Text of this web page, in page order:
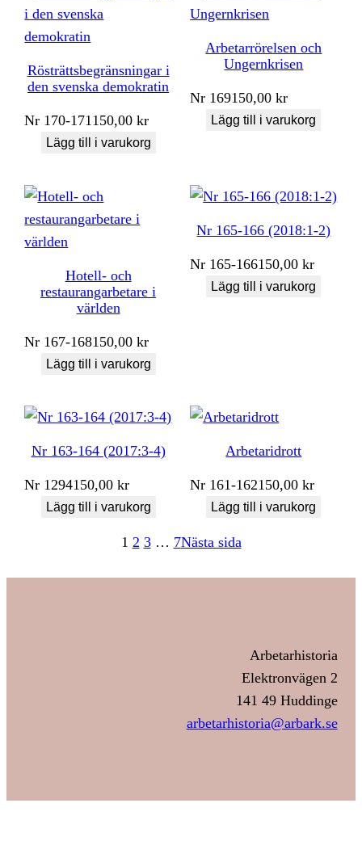
Rösträttsbegränsningar i
den svenska demokratin
Nr 170-171150,00kr
Lägg till i varukorg
Arbetarrörelsen och
Ungernkrisen
Nr 169150,00kr
Lägg till i varukorg
Hotell- och
restaurangarbetare i
världen
Nr 167-168150,00kr
Lägg till i varukorg
Nr 165-166 (2018:1-2)
Nr 165-166150,00kr
Lägg till i varukorg
Nr 163-164 (2017:3-4)
Nr 1294150,00kr
Lägg till i varukorg
Arbetaridrott
Nr 161-162150,00kr
Lägg till i varukorg
1 2 3 … 7Nästa sida
Arbetarhistoria
Elektronvägen 2
141 49 Huddinge
arbetarhistoria@arbark.se